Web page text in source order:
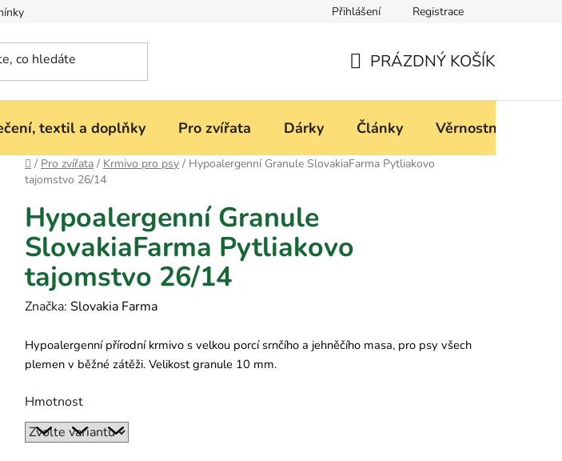
Podmínky ochrany osobních údajů
Přihlášení Registrace
KOŠÍK
PRÁZDNÝ KOŠÍK
textil a doplňky Pro zvířata Dárky Články Věrnostní program
Domů
/ Pro zvířata / Krmivo pro psy / Hypoalergenní Granule SlovakiaFarma Pytliakovo
tajomstvo 26/14
Hypoalergenní Granule
SlovakiaFarma Pytliakovo
tajomstvo 26/14
Značka: Slovakia Farma
Hypoalergenní přírodní krmivo s velkou porcí srnčího a jehněčího masa, pro psy všech
plemen v běžné zátěži. Velikost granule 10 mm.
Hmotnost